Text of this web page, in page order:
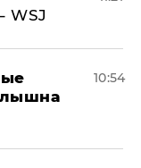
WSJ
10:54